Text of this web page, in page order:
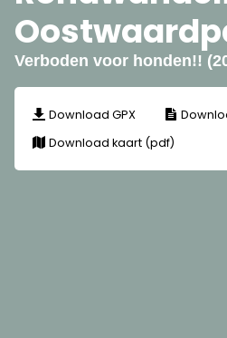
Verboden voor honden!!
Download GPX
Download kaart (pdf)